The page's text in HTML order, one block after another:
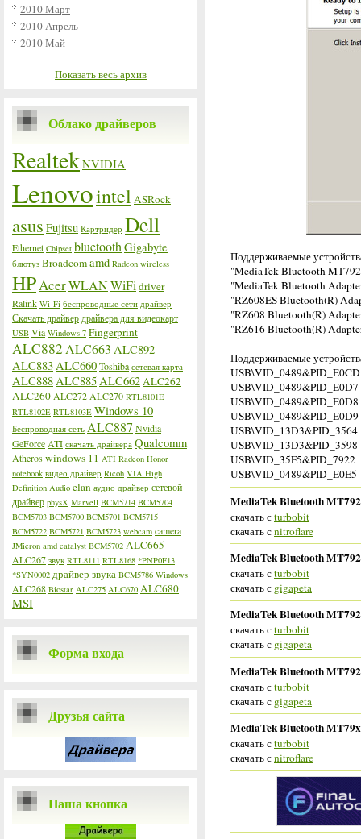
2010 Март
2010 Апрель
2010 Май
Показать весь архив
Облако драйверов
RealtekNVIDIA
Lenovointel ASRock
asus Fujitsu Картридер Dell
Ethernet Chipset bluetooth Gigabyte
блютуз Broadcomamd Radeon wireless
HPAcerWLANWiFi driver
Ralink Wi-Fi беспроводные сети драйвер
Скачать драйвер драйвера для видеокарт
USB Via Windows 7 Fingerprint
ALC882 ALC663 ALC892
ALC883ALC660Toshiba сетевая карта
ALC888ALC885ALC662ALC262
ALC260 ALC272 ALC270 RTL8101E
RTL8102E RTL8103E Windows 10
Беспроводная сеть ALC887 Nvidia
GeForce ATI скачать драйвера Qualcomm
Atheroswindows 11 ATI Radeon Honor
notebook видео драйвер Ricoh VIA High
Definition Audio elan аудио драйвер сетевой
драйвер physX Marvell BCM5714 BCM5704
BCM5703 BCM5700 BCM5701 BCM5715
BCM5722 BCM5721 BCM5723 webcam camera
JMicron amd catalyst BCM5702 ALC665
ALC267 звук RTL8111 RTL8168 *PNP0F13
*SYN0002 драйвер звука BCM5786 Windows
ALC268 Biostar ALC275 ALC670 ALC680
MSI
Форма входа
Друзья сайта
Наша кнопка
Поддерживаемые
"MediaTek Bluetooth
"MediaTek Bluetooth
"RZ608ES Bluetooth(R)
"RZ608 Bluetooth(R)
"RZ616 Bluetooth(R)
Поддерживаемые
USB\VID_0489&PID_E0CD
USB\VID_0489&PID_E0D7
USB\VID_0489&PID_E0D8
USB\VID_0489&PID_E0D9
USB\VID_13D3&PID_3564
USB\VID_13D3&PID_3598
USB\VID_35F5&PID_7922
USB\VID_0489&PID_E0E5
MediaTek Bluetooth
скачать сturbobit
скачать сnitroflare
MediaTek Bluetooth
скачать сturbobit
скачать с gigapeta
MediaTek Bluetooth
скачать сturbobit
скачать с gigapeta
MediaTek Bluetooth
скачать сturbobit
скачать с gigapeta
MediaTek Bluetooth
скачать сturbobit
скачать сnitroflare